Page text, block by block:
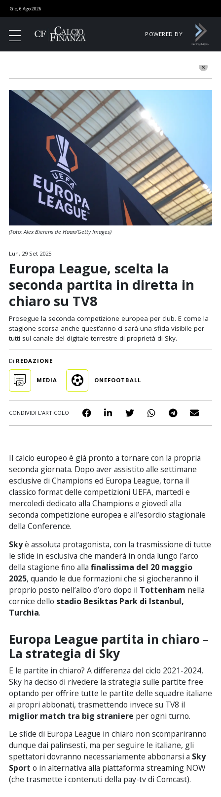
Gio, 6 Ago 2026
POWERED BY
Lun, 29 Set 2025
Europa League, scelta la
seconda partita in diretta in
chiaro su TV8
Prosegue la seconda competizione europea per club. E come la
stagione scorsa anche quest’anno ci sarà una sfida visibile per
tutti sul canale del digitale terrestre di proprietà di Sky.
Di REDAZIONE
MEDIA ONEFOOTBALL
CONDIVIDI L'ARTICOLO
(Foto: Alex Bierens de Haan/Getty Images)
Il calcio europeo è già pronto a tornare con la propria
seconda giornata. Dopo aver assistito alle settimane
esclusive di Champions ed Europa League, torna il
classico format delle competizioni UEFA, martedì e
mercoledì dedicato alla Champions e giovedì alla
seconda competizione europea e all’esordio stagionale
della Conference.
Skyè assoluta protagonista, con la trasmissione di tutte
le sfide in esclusiva che manderà in onda lungo l’arco
della stagione fino alla finalissima del 20 maggio
2025, quando le due formazioni che si giocheranno il
proprio posto nell’albo d’oro dopo il Tottenham nella
cornice dello stadio Besiktas Park di Istanbul,
Turchia.
Europa League partita in chiaro –
La strategia di Sky
E le partite in chiaro? A differenza del ciclo 2021-2024,
Sky ha deciso di rivedere la strategia sulle partite free
optando per offrire tutte le partite delle squadre italiane
ai propri abbonati, trasmettendo invece su TV8 il
miglior match tra big straniere per ogni turno.
Le sfide di Europa League in chiaro non scompariranno
dunque dai palinsesti, ma per seguire le italiane, gli
spettatori dovranno necessariamente abbonarsi a Sky
Sport o in alternativa alla piattaforma streaming NOW
(che trasmette i contenuti della pay-tv di Comcast).